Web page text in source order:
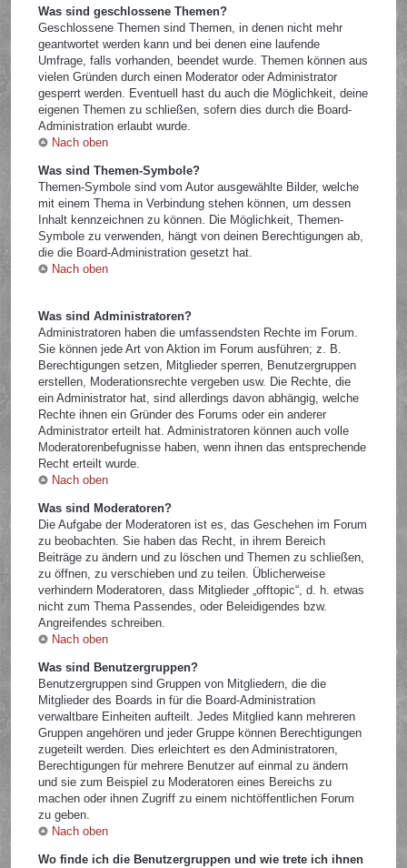
Was sind geschlossene Themen?
Geschlossene Themen sind Themen, in denen nicht mehr
geantwortet werden kann und bei denen eine laufende
Umfrage, falls vorhanden, beendet wurde. Themen können aus
vielen Gründen durch einen Moderator oder Administrator
gesperrt werden. Eventuell hast du auch die Möglichkeit, deine
eigenen Themen zu schließen, sofern dies durch die Board-
Administration erlaubt wurde.
Nach oben
Was sind Themen-Symbole?
Themen-Symbole sind vom Autor ausgewählte Bilder, welche
mit einem Thema in Verbindung stehen können, um dessen
Inhalt kennzeichnen zu können. Die Möglichkeit, Themen-
Symbole zu verwenden, hängt von deinen Berechtigungen ab,
die die Board-Administration gesetzt hat.
Nach oben
Was sind Administratoren?
Administratoren haben die umfassendsten Rechte im Forum.
Sie können jede Art von Aktion im Forum ausführen; z. B.
Berechtigungen setzen, Mitglieder sperren, Benutzergruppen
erstellen, Moderationsrechte vergeben usw. Die Rechte, die
ein Administrator hat, sind allerdings davon abhängig, welche
Rechte ihnen ein Gründer des Forums oder ein anderer
Administrator erteilt hat. Administratoren können auch volle
Moderatorenbefugnisse haben, wenn ihnen das entsprechende
Recht erteilt wurde.
Nach oben
Was sind Moderatoren?
Die Aufgabe der Moderatoren ist es, das Geschehen im Forum
zu beobachten. Sie haben das Recht, in ihrem Bereich
Beiträge zu ändern und zu löschen und Themen zu schließen,
zu öffnen, zu verschieben und zu teilen. Üblicherweise
verhindern Moderatoren, dass Mitglieder „offtopic“, d. h. etwas
nicht zum Thema Passendes, oder Beleidigendes bzw.
Angreifendes schreiben.
Nach oben
Was sind Benutzergruppen?
Benutzergruppen sind Gruppen von Mitgliedern, die die
Mitglieder des Boards in für die Board-Administration
verwaltbare Einheiten aufteilt. Jedes Mitglied kann mehreren
Gruppen angehören und jeder Gruppe können Berechtigungen
zugeteilt werden. Dies erleichtert es den Administratoren,
Berechtigungen für mehrere Benutzer auf einmal zu ändern
und sie zum Beispiel zu Moderatoren eines Bereichs zu
machen oder ihnen Zugriff zu einem nichtöffentlichen Forum
zu geben.
Nach oben
Wo finde ich die Benutzergruppen und wie trete ich ihnen